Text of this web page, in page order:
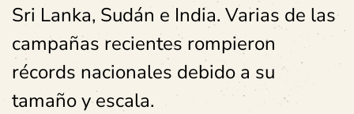
Sri Lanka, Sudán e India. Varias de las
campañas recientes rompieron
récords nacionales debido a su
tamaño y escala.